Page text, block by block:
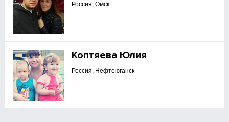
Россия, Омск
Коптяева Юлия
Россия, Нефтеюганск